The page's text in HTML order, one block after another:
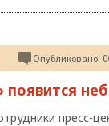
Опубликовано:
пресс-